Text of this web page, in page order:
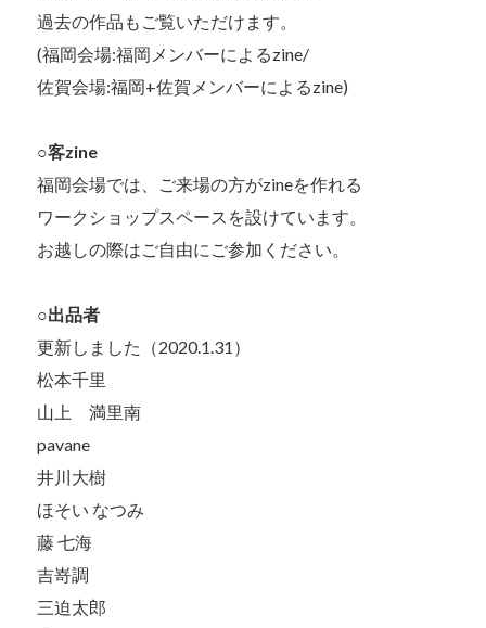
過去の作品もご覧いただけます。
(福岡会場:福岡メンバーによるzine/
佐賀会場:福岡+佐賀メンバーによるzine)
○客zine
福岡会場では、ご来場の方がzineを作れる
ワークショップスペースを設けています。
お越しの際はご自由にご参加ください。
○出品者
更新しました（2020.1.31）
松本千里
山上 満里南
pavane
井川大樹
ほそい なつみ
藤 七海
吉嵜調
三迫太郎